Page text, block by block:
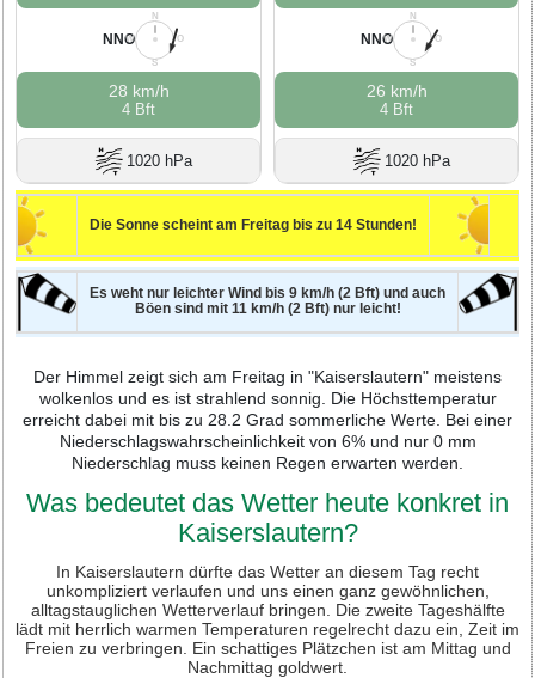
N
O
S
W
NNO
28 km/h
4 Bft
1020 hPa
N
O
S
W
NNO
26 km/h
4 Bft
1020 hPa
Die Sonne scheint am Freitag bis zu 14 Stunden!
Es weht nur leichter Wind bis 9 km/h (2 Bft) und auch
Böen sind mit 11 km/h (2 Bft) nur leicht!
Der Himmel zeigt sich am Freitag in "Kaiserslautern" meistens
wolkenlos und es ist strahlend sonnig. Die Höchsttemperatur
erreicht dabei mit bis zu 28.2 Grad sommerliche Werte. Bei einer
Niederschlagswahrscheinlichkeit von 6% und nur 0 mm
Niederschlag muss keinen Regen erwarten werden.
Was bedeutet das Wetter heute konkret in
Kaiserslautern?
In Kaiserslautern dürfte das Wetter an diesem Tag recht
unkompliziert verlaufen und uns einen ganz gewöhnlichen,
alltagstauglichen Wetterverlauf bringen. Die zweite Tageshälfte
lädt mit herrlich warmen Temperaturen regelrecht dazu ein, Zeit im
Freien zu verbringen. Ein schattiges Plätzchen ist am Mittag und
Nachmittag goldwert.